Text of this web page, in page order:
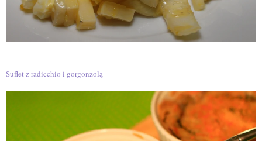
Suflet z radicchio i gorgonzolą